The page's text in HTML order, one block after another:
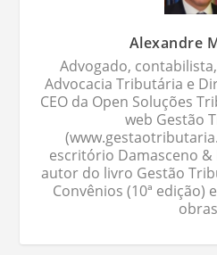
Alexandre
Advogado,
Advocacia Tributária e
CEO da Open Soluções
web Gestão
escritório Damasceno &
autor do livro Gestão
Convênios (10ª edição)